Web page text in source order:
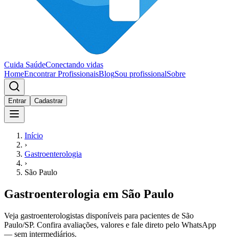
Cuida SaúdeConectando vidas
HomeEncontrar ProfissionaisBlogSou profissionalSobre
Entrar Cadastrar
Início
›
Gastroenterologia
›
São Paulo
Gastroenterologia em São Paulo
Veja gastroenterologistas disponíveis para pacientes de São
Paulo/SP. Confira avaliações, valores e fale direto pelo WhatsApp
— sem intermediários.